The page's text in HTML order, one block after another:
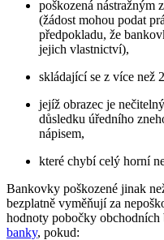
poškozená nástražným
(žádost mohou podat
předpokladu, že
jejich vlastnictví),
skládající se z více než
jejíž obrazec je
důsledku úředního
nápisem,
které chybí celý horní
Bankovky poškozené jinak
bezplatně vyměňují za
hodnoty pobočky obchodních
banky, pokud: